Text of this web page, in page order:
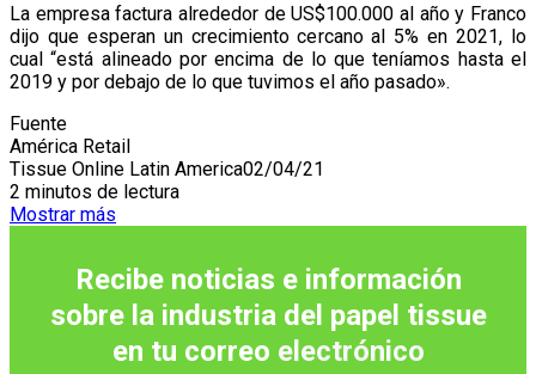
La empresa factura alrededor de US$100.000 al año y Franco
dijo que esperan un crecimiento cercano al 5% en 2021, lo
cual “está alineado por encima de lo que teníamos hasta el
2019 y por debajo de lo que tuvimos el año pasado».
Fuente
América Retail
Tissue Online Latin America02/04/21
2 minutos de lectura
Mostrar más
Recibe noticias e información
sobre la industria del papel tissue
en tu correo electrónico